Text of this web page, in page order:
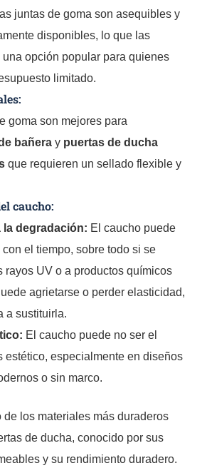
juntas de goma son asequibles y
disponibles, lo que las
una opción popular para quienes
limitado.
goma son mejores para
bañera y puertas de ducha
que requieren un sellado flexible y
caucho:
la degradación: El caucho puede
el tiempo, sobre todo si se
rayos UV o a productos químicos
agrietarse o perder elasticidad,
a sustituirla.
El caucho puede no ser el
estético, especialmente en diseños
o sin marco.
de los materiales más duraderos
de ducha, conocido por sus
y su rendimiento duradero.